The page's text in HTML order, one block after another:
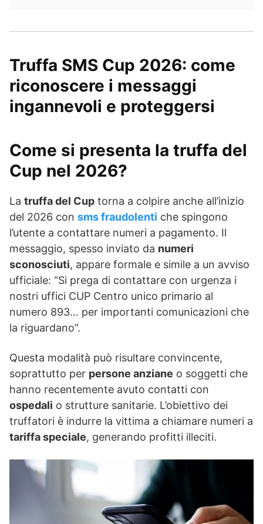
Truffa SMS Cup 2026: come
riconoscere i messaggi
ingannevoli e proteggersi
Come si presenta la truffa del
Cup nel 2026?
La truffa del Cup torna a colpire anche all’inizio
del 2026 con sms fraudolenti che spingono
l’utente a contattare numeri a pagamento. Il
messaggio, spesso inviato da numeri
sconosciuti, appare formale e simile a un avviso
ufficiale: “Si prega di contattare con urgenza i
nostri uffici CUP Centro unico primario al
numero 893… per importanti comunicazioni che
la riguardano”.
Questa modalità può risultare convincente,
soprattutto per persone anziane o soggetti che
hanno recentemente avuto contatti con
ospedali o strutture sanitarie. L’obiettivo dei
truffatori è indurre la vittima a chiamare numeri a
tariffa speciale, generando profitti illeciti.